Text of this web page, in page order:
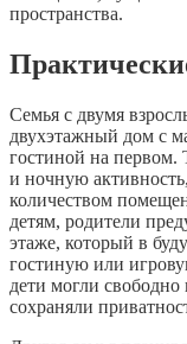
пространства.
Семья с двумя
двухэтажный дом с
гостиной на первом.
и ночную
количеством
детям, родители
этаже, который в
гостиную или
дети могли
сохраняли